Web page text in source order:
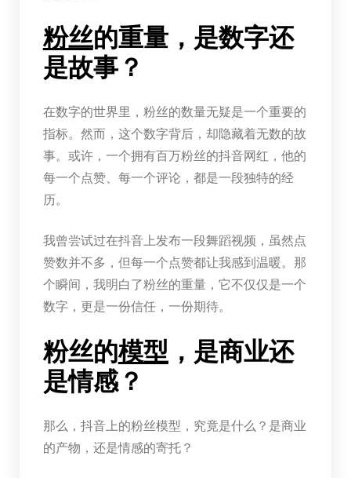
粉丝的重量，是数字还
是故事？
在数字的世界里，粉丝的数量无疑是一个重要的
指标。然而，这个数字背后，却隐藏着无数的故
事。或许，一个拥有百万粉丝的抖音网红，他的
每一个点赞、每一个评论，都是一段独特的经
历。
我曾尝试过在抖音上发布一段舞蹈视频，虽然点
赞数并不多，但每一个点赞都让我感到温暖。那
个瞬间，我明白了粉丝的重量，它不仅仅是一个
数字，更是一份信任，一份期待。
粉丝的模型 ，是商业还
是情感？
那么，抖音上的粉丝模型，究竟是什么？是商业
的产物，还是情感的寄托？